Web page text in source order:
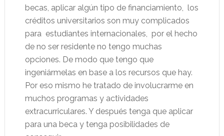
becas, aplicar algún tipo de financiamiento, los
créditos universitarios son muy complicados
para estudiantes internacionales, por el hecho
de no ser residente no tengo muchas
opciones. De modo que tengo que
ingeniármelas en base a los recursos que hay.
Por eso mismo he tratado de involucrarme en
muchos programas y actividades
extracurriculares. Y después tenga que aplicar
para una beca y tenga posibilidades de